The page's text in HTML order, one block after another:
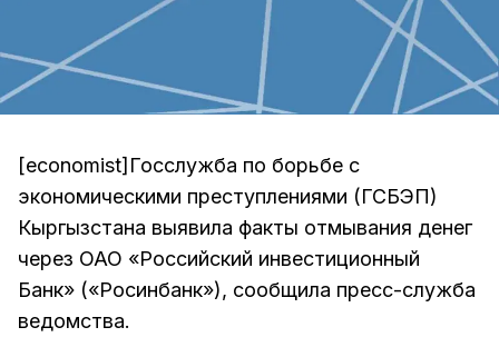
[economist]Госслужба по борьбе с
экономическими преступлениями (ГСБЭП)
Кыргызстана выявила факты отмывания денег
через ОАО «Российский инвестиционный
Банк» («Росинбанк»), сообщила пресс-служба
ведомства.